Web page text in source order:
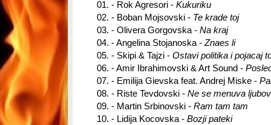
01. - Rok Agresori - Kukuriku
02. - Boban Mojsovski - Te krade toj
03. - Olivera Gorgovska - Na kraj
04. - Angelina Stojanoska - Znaes li
05. - Skipi & Tajzi - Ostavi politika i pojacaj
06. - Amir Ibrahimovski & Art Sound -
07. - Emilija Gievska feat. Andrej Miske -
08. - Riste Tevdovski - Ne se menuva
09. - Martin Srbinovski - Ram tam tam
10. - Lidija Kocovska - Bozji pateki